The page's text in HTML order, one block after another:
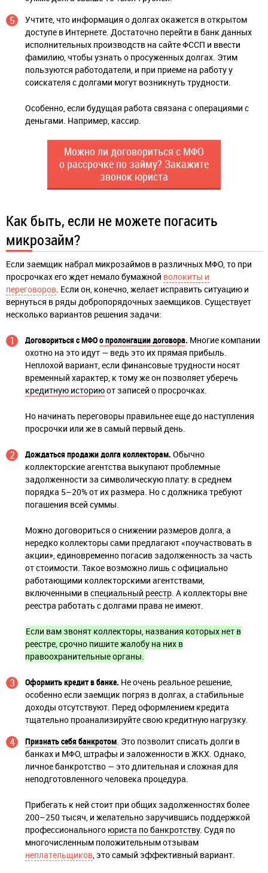
Учтите, что информация о долгах окажется в открытом
доступе в Интернете. Достаточно перейти в банк данных
исполнительных производств на сайте ФССП и ввести
фамилию, чтобы узнать о просуженных долгах. Этим
пользуются работодатели, и при приеме на работу у
соискателя с долгами могут возникнуть трудности.
Особенно, если будущая работа связана с операциями с
деньгами. Например, кассир.
Можно ли договориться с МФО
о рассрочке по займу? Закажите
звонок юриста
Как быть, если не можете погасить
микрозайм?
Если заемщик набрал микрозаймов в различных МФО, то при
просрочках его ждет немало бумажной волокиты и
переговоров. Если он, конечно, желает исправить ситуацию и
вернуться в ряды добропорядочных заемщиков. Существует
несколько вариантов решения задачи:
Договориться с МФОо пролонгации договора. Многие компании
охотно на это идут — ведь это их прямая прибыль.
Неплохой вариант, если финансовые трудности носят
временный характер, к тому же он позволяет уберечь
кредитную историюот записей о просрочках.
Но начинать переговоры правильнее еще до наступления
просрочки или же в самый первый день.
Дождаться продажи долга коллекторам. Обычно
коллекторские агентства выкупают проблемные
задолженности за символическую плату: в среднем
порядка 5–20% от их размера. Но с должника требуют
погашения всей суммы.
Можно договориться о снижении размеров долга, а
нередко коллекторы сами предлагают «поучаствовать в
акции», единовременно погасив задолженность за часть
от стоимости. Такое возможно лишь с официально
работающими коллекторскими агентствами,
включенными вспециальный реестр. А коллекторы вне
реестра работать с долгами права не имеют.
Если вам звонят коллекторы, названия которых нет в
реестре, срочно пишите жалобу на них в
правоохранительные органы.
Оформить кредит в банке. Не очень реальное решение,
особенно если заемщик погряз в долгах, а стабильные
доходы отсутствуют. Перед оформлением кредита
тщательно проанализируйте свою кредитную нагрузку.
Признать себя банкротом. Это позволит списать долги в
банках и МФО, штрафы и заложенности в ЖКХ. Однако,
личное банкротство — это длительная и сложная для
неподготовленного человека процедура.
Прибегать к ней стоит при общих задолженностях более
200–250 тысяч, и желательно заручившись поддержкой
профессионального юриста по банкротству. Судя по
многочисленным положительным отзывам
неплательщиков, это самый эффективный вариант.